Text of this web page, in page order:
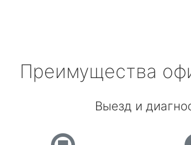
Преимущества
Выезд и